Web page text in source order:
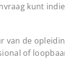
kunt
de
of